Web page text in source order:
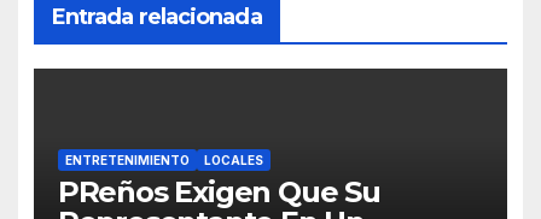
Entrada relacionada
ENTRETENIMIENTO LOCALES
PReños Exigen Que Su